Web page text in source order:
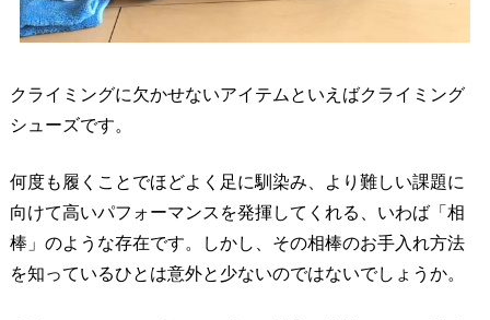
クライミングに欠かせないアイテムといえばクライミング
シューズです。
何度も履くことでほどよく足に馴染み、より難しい課題に
向けて高いパフォーマンスを発揮してくれる、いわば「相
棒」のような存在です。しかし、その相棒のお手入れ方法
を知っているひとは意外と少ないのではないでしょうか。